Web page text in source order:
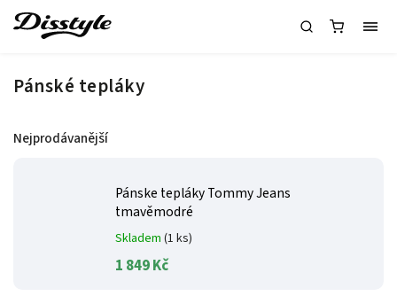
Pánské tepláky
Nejprodávanější
Pánske tepláky Tommy Jeans
tmavěmodré
Skladem (1 ks)
1 849 Kč